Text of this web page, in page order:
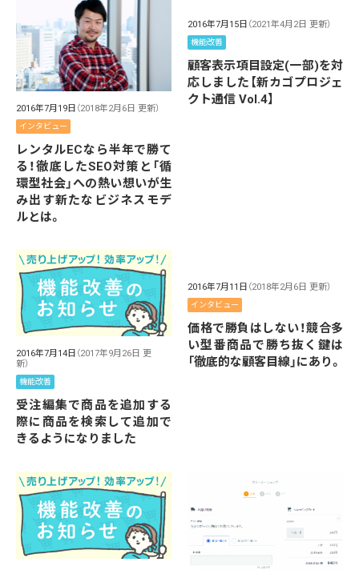
2016年7月19日 （2018年2月6日 更新）
インタビュー
レンタルECなら半年で勝て
る！徹底したSEO対策と「循
環型社会」への熱い想いが生
み出す新たなビジネスモデ
ルとは。
2016年7月15日 （2021年4月2日 更新）
機能改善
顧客表示項目設定(一部)を対
応しました【新カゴプロジェ
クト通信 Vol.4】
2016年7月14日 （2017年9月26日 更
新）
機能改善
受注編集で商品を追加する
際に商品を検索して追加で
きるようになりました
2016年7月11日 （2018年2月6日 更新）
インタビュー
価格で勝負はしない！競合多
い型番商品で勝ち抜く鍵は
「徹底的な顧客目線」にあり。